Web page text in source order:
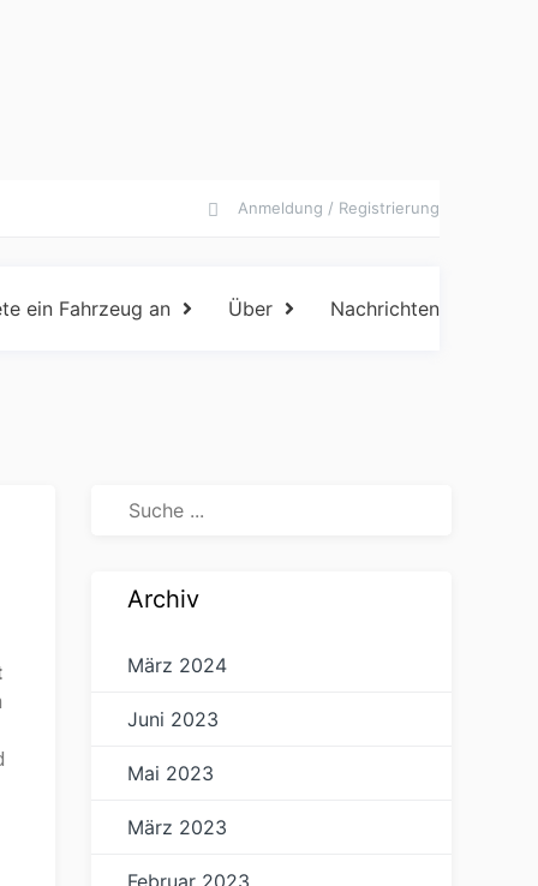
Anmeldung / Registrierung
ein Fahrzeug an Über Nachrichten
Archiv
März 2024
Juni 2023
Mai 2023
März 2023
Februar 2023